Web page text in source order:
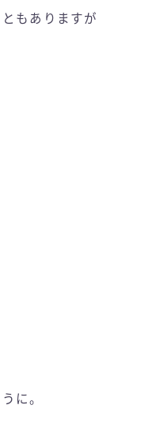
もありますが
に。